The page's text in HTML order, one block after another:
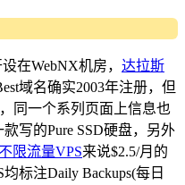
在WebNX机房， 达拉斯
域名确实2003年注册，但
同一个系列页面上信息也
写的Pure SSD硬盘，另外
不限流量VPS来说$2.5/月的
标注Daily Backups(每日